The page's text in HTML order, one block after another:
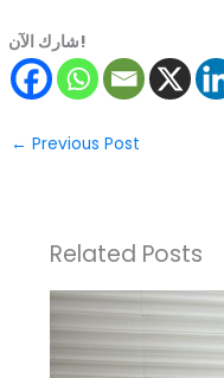
شارك الآن!
← Previous Post
Related Posts